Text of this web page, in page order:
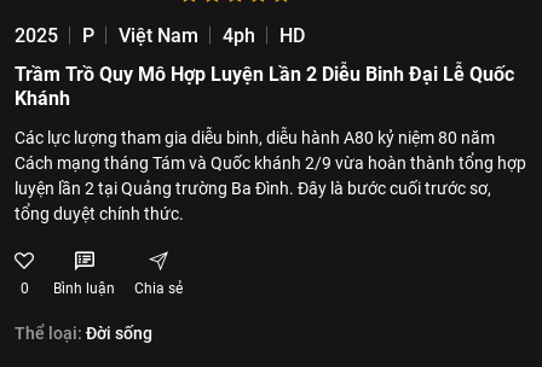
2025 P Việt Nam 4ph
HD
Trầm Trồ Quy Mô Hợp Luyện Lần 2 Diễu Binh Đại Lễ Quốc
Khánh
Các lực lượng tham gia diễu binh, diễu hành A80 kỷ niệm 80 năm
Cách mạng tháng Tám và Quốc khánh 2/9 vừa hoàn thành tổng hợp
luyện lần 2 tại Quảng trường Ba Đình. Đây là bước cuối trước sơ,
tổng duyệt chính thức.
0 Bình luận Chia sẻ
Thể loại: Đời sống